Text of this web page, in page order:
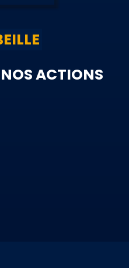
ACTIONS